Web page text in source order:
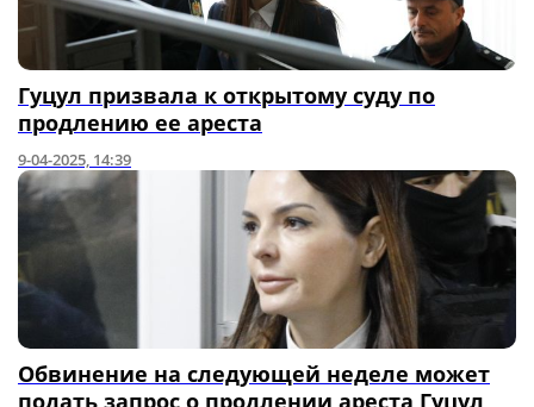
Гуцул призвала к открытому суду по
продлению ее ареста
9-04-2025, 14:39
Обвинение на следующей неделе может
подать запрос о продлении ареста Гуцул